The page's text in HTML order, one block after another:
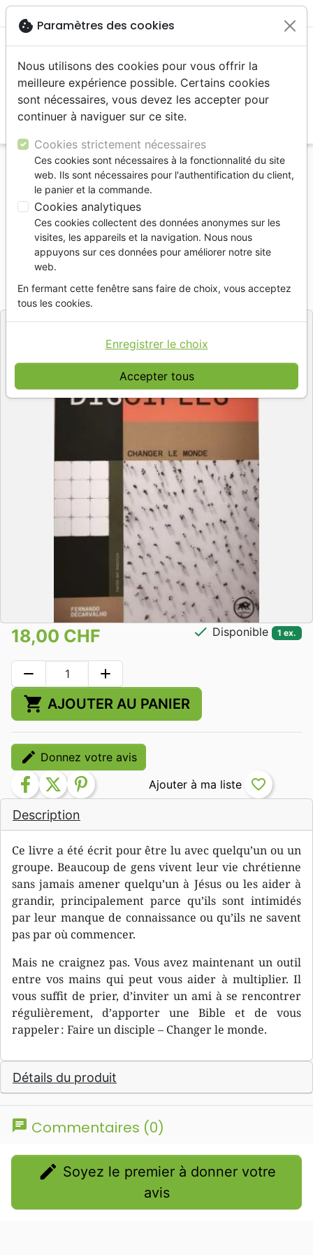
menu
Accueil Livres
Edification
FAITES DES DISCIPLES - Changer le monde
Faites des disciples
Changer le monde
DECARVALHO FERDINAND
Référence SC4441
9782957144419
EditeurSANS COMPROMIS
Description
Ce livre a été écrit pour être lu avec quelqu’un ou un
groupe. Beaucoup de gens vivent leur vie chrétienne
sans jamais amener quelqu’un à Jésus ou les aider à
grandir, principalement parce qu’ils sont intimidés
par leur manque de connaissance ou qu’ils ne savent
pas par où commencer.
Mais ne craignez pas. Vous avez maintenant un outil
entre vos mains qui peut vous aider à multiplier. Il
vous suffit de prier, d’inviter un ami à se rencontrer
régulièrement, d’apporter une Bible et de vous
rappeler : Faire un disciple – Changer le monde.
Détails du produit
18,00 CHF check Disponible 1 ex.
remove add
shopping_cart AJOUTER AU PANIER
edit Donnez votre avis
facebook twitter pinterest favorite_border
chat Commentaires (0)
edit
avis
cookie Paramètres des cookies
Nous utilisons des cookies pour vous offrir la
meilleure expérience possible. Certains cookies
sont nécessaires, vous devez les accepter pour
continuer à naviguer sur ce site.
Cookies strictement nécessaires
Ces cookies sont nécessaires à la fonctionnalité du site
web. Ils sont nécessaires pour l'authentification du client,
le panier et la commande.
Cookies analytiques
Ces cookies collectent des données anonymes sur les
visites, les appareils et la navigation. Nous nous
appuyons sur ces données pour améliorer notre site
web.
En fermant cette fenêtre sans faire de choix, vous acceptez
tous les cookies.
Accepter tous
Enregistrer le choix